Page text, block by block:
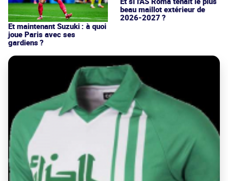
Et maintenant Suzuki : à quoi
joue Paris avec ses
gardiens ?
beau maillot extérieur de
2026-2027 ?